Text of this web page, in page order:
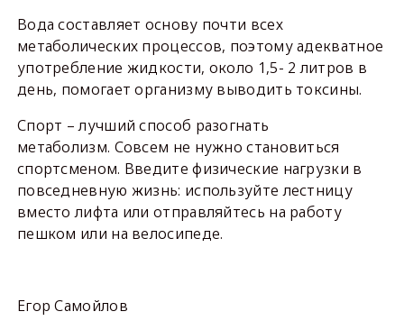
Вода составляет основу почти всех
метаболических процессов, поэтому адекватное
употребление жидкости, около 1,5- 2 литров в
день, помогает организму выводить токсины.
Спорт – лучший способ разогнать
метаболизм. Совсем не нужно становиться
спортсменом. Введите физические нагрузки в
повседневную жизнь: используйте лестницу
вместо лифта или отправляйтесь на работу
пешком или на велосипеде.
Егор Самойлов